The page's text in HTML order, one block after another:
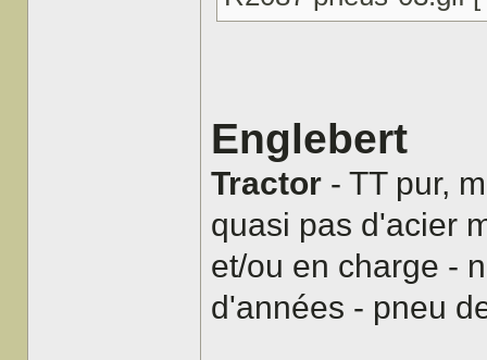
Englebert
Tractor - TT pur,
quasi pas d'acier
et/ou en charge -
d'années - pneu